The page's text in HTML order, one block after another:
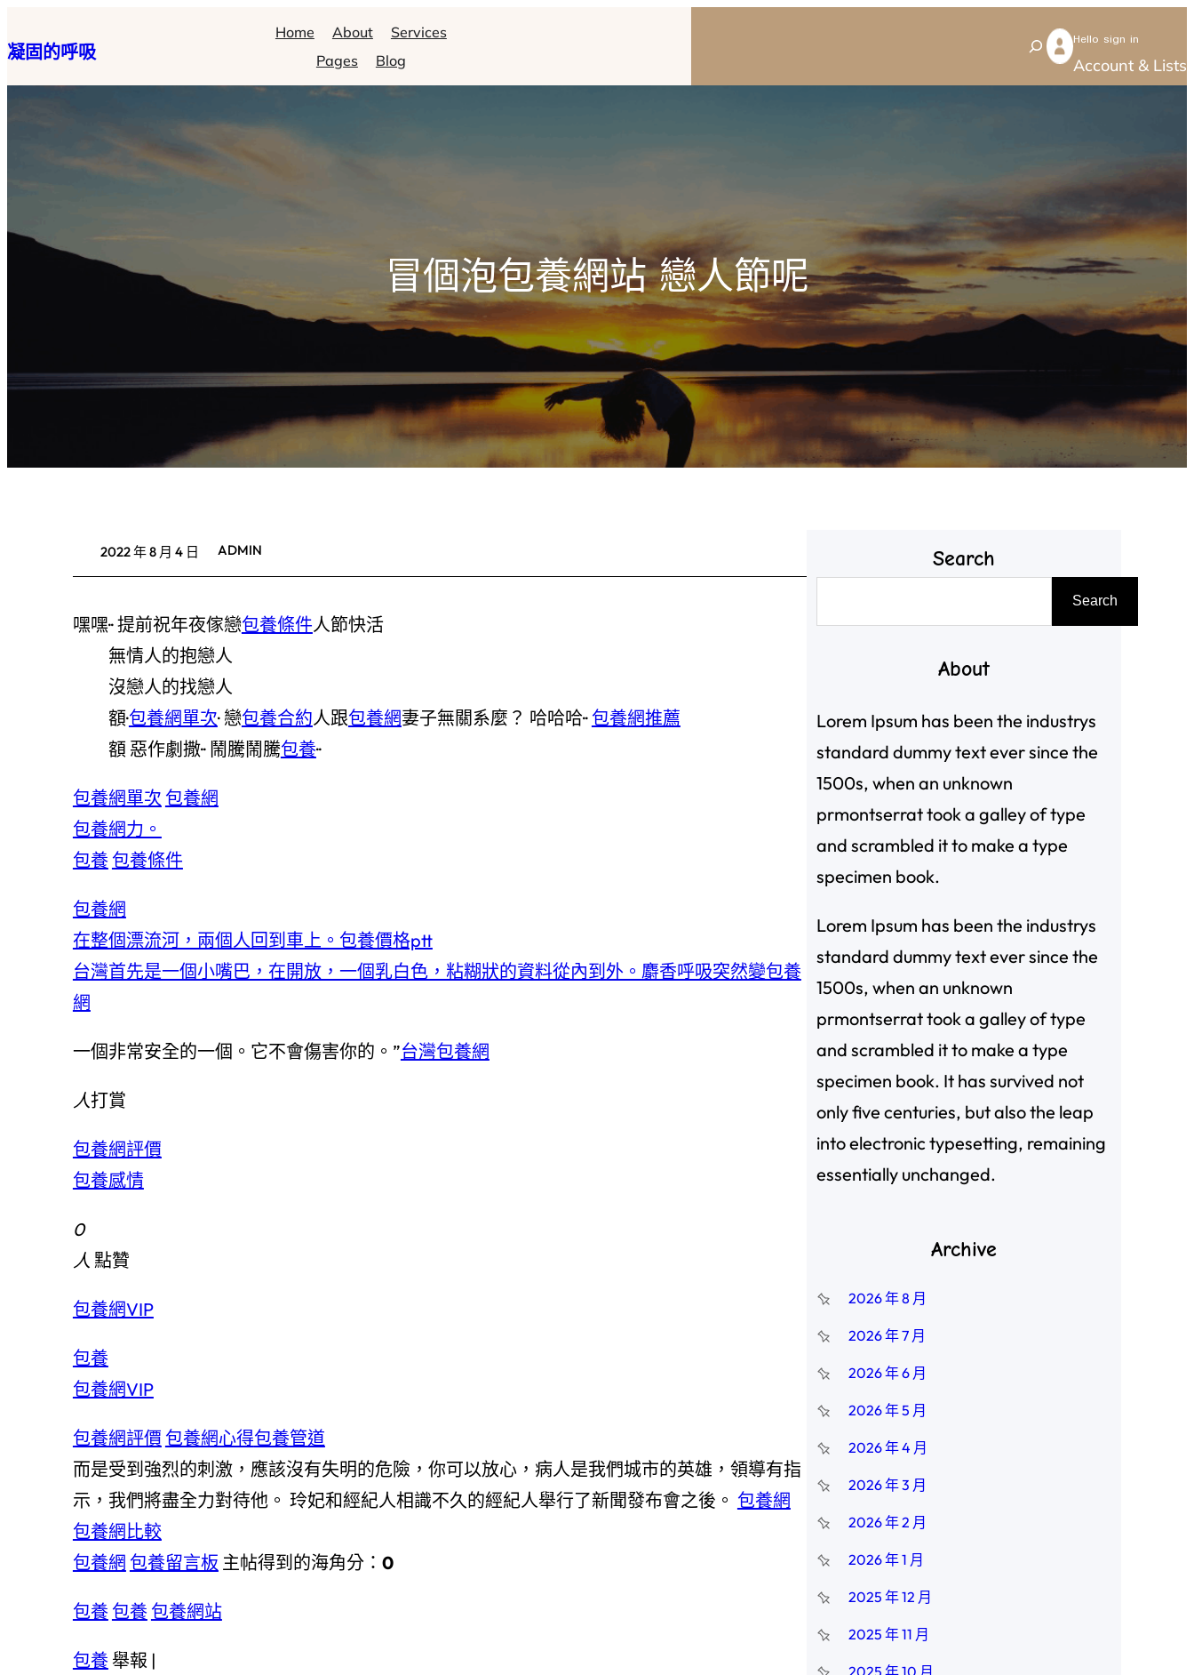
至
主
凝固的呼吸
Home About
Services
Pages
Blog
S
e
Hello sign in
Account & Lists
冒個泡包養網站 戀人節呢
2022 年 8 月 4 日 ADMIN
嘿嘿·· 提前祝年夜傢戀包養條件人節快活
無情人的抱戀人
沒戀人的找戀人
額·包養網單次· 戀包養合約人跟包養網妻子無關系麼？ 哈哈哈·· 包養網推薦
額 惡作劇撒·· 鬧騰鬧騰包養··
包養網單次 包養網
包養網力。
包養 包養條件
包養網
在整個漂流河，兩個人回到車上。包養價格ptt
台灣首先是一個小嘴巴，在開放，一個乳白色，粘糊狀的資料從內到外。麝香呼吸突然變包養
網
一個非常安全的一個。它不會傷害你的。”台灣包養網
人打賞
包養網評價
包養感情
0
人 點贊
包養網VIP
包養
包養網VIP
包養網評價 包養網心得包養管道
而是受到強烈的刺激，應該沒有失明的危險，你可以放心，病人是我們城市的英雄，領導有指
示，我們將盡全力對待他。 玲妃和經紀人相識不久的經紀人舉行了新聞發布會之後。 包養網
包養網比較
包養網 包養留言板 主帖得到的海角分： 0
包養 包養 包養網站
包養舉報 |
Search
尋
Search
About
Lorem Ipsum has been the industrys
standard dummy text ever since the
1500s, when an unknown
prmontserrat took a galley of type
and scrambled it to make a type
specimen book.
Lorem Ipsum has been the industrys
standard dummy text ever since the
1500s, when an unknown
prmontserrat took a galley of type
and scrambled it to make a type
specimen book. It has survived not
only five centuries, but also the leap
into electronic typesetting, remaining
essentially unchanged.
Archive
2026 年 8 月
2026 年 7 月
2026 年 6 月
2026 年 5 月
2026 年 4 月
2026 年 3 月
2026 年 2 月
2026 年 1 月
2025 年 12 月
2025 年 11 月